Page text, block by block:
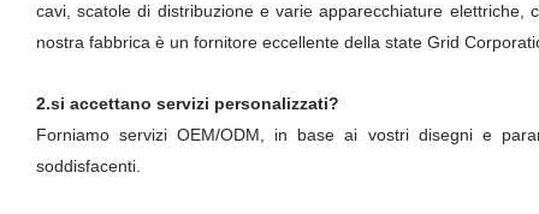
cavi, scatole di distribuzione e varie apparecchiature
nostra fabbrica è un fornitore eccellente della state Grid
2.si accettano servizi personalizzati?
Forniamo servizi OEM/ODM, in base ai vostri disegni e
soddisfacenti.